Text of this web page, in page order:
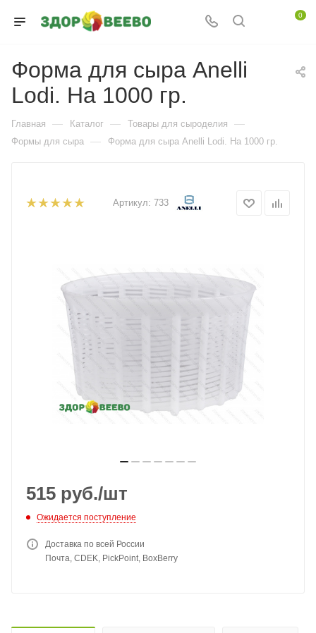
0
Форма для сыра Anelli
Lodi. На 1000 гр.
Главная — Каталог — Товары для сыроделия —
Формы для сыра — Форма для сыра Anelli Lodi. На 1000 гр.
Артикул: 733
515 руб./шт
Ожидается поступление
Доставка по всей России
Почта, CDEK, PickPoint, BoxBerry